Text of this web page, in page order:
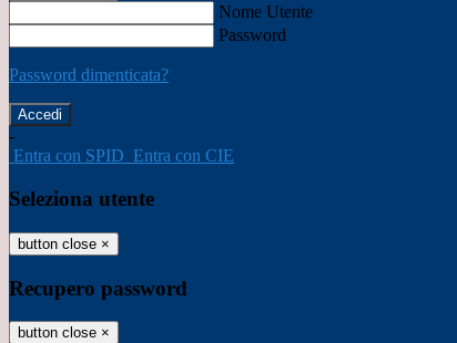
Nome Utente
Password
Password dimenticata?
-
Entra con SPID Entra con CIE
Seleziona utente
button close ×
Recupero password
button close ×